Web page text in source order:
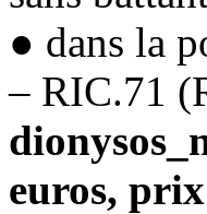
● dans la
– RIC.71
euros,